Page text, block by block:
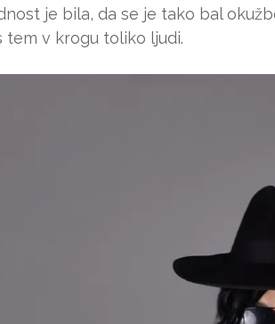
je bila, da se je tako bal
tem v krogu toliko ljudi.